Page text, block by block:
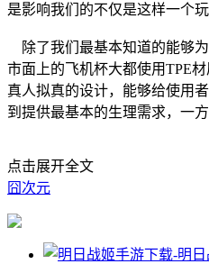
是影响我们的不仅是这样一个玩
除了我们最基本知道的能够为
市面上的飞机杯大都使用TPE
真人拟真的设计，能够给使用
到提供最基本的生理需求，一
点击展开全文
囧次元